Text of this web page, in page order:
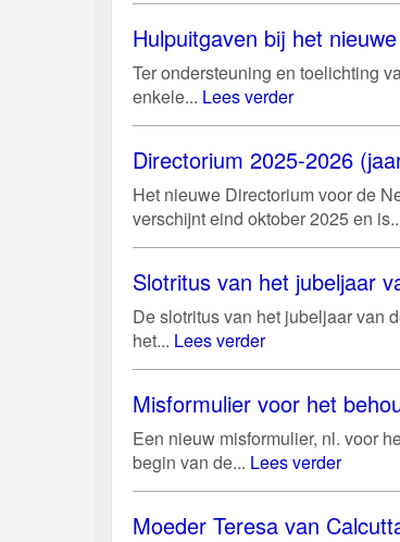
Hulpuitgaven bij het
Ter ondersteuning en toelichting
enkele... Lees verder
Directorium 2025-2026
Het nieuwe Directorium voor de
verschijnt eind oktober 2025 en
Slotritus van het jubeljaar
De slotritus van het jubeljaar van
het... Lees verder
Misformulier voor het
Een nieuw misformulier, nl. voor
begin van de... Lees verder
Moeder Teresa van